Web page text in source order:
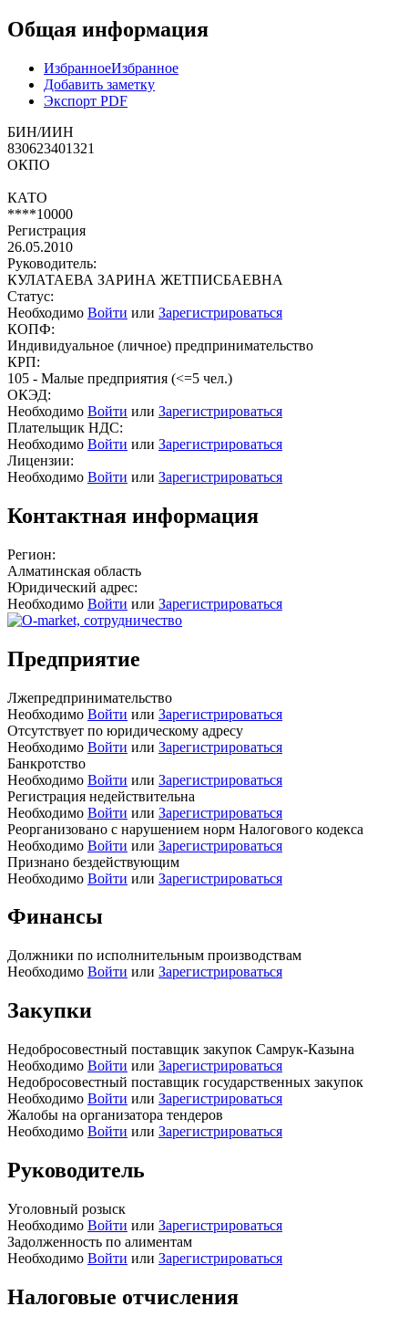
Общая информация
ИзбранноеИзбранное
Добавить заметку
Экспорт PDF
БИН/ИИН
830623401321
ОКПО
КАТО
****10000
Регистрация
26.05.2010
Руководитель:
КУЛАТАЕВА ЗАРИНА ЖЕТПИСБАЕВНА
Статус:
Необходимо Войти или Зарегистрироваться
КОПФ:
Индивидуальное (личное) предпринимательство
КРП:
105 - Малые предприятия (<=5 чел.)
ОКЭД:
Необходимо Войти или Зарегистрироваться
Плательщик НДС:
Необходимо Войти или Зарегистрироваться
Лицензии:
Необходимо Войти или Зарегистрироваться
Контактная информация
Регион:
Алматинская область
Юридический адрес:
Необходимо Войти или Зарегистрироваться
Предприятие
Лжепредпринимательство
Необходимо Войти или Зарегистрироваться
Отсутствует по юридическому адресу
Необходимо Войти или Зарегистрироваться
Банкротство
Необходимо Войти или Зарегистрироваться
Регистрация недействительна
Необходимо Войти или Зарегистрироваться
Реорганизовано с нарушением норм Налогового кодекса
Необходимо Войти или Зарегистрироваться
Признано бездействующим
Необходимо Войти или Зарегистрироваться
Финансы
Должники по исполнительным производствам
Необходимо Войти или Зарегистрироваться
Закупки
Недобросовестный поставщик закупок Самрук-Казына
Необходимо Войти или Зарегистрироваться
Недобросовестный поставщик государственных закупок
Необходимо Войти или Зарегистрироваться
Жалобы на организатора тендеров
Необходимо Войти или Зарегистрироваться
Руководитель
Уголовный розыск
Необходимо Войти или Зарегистрироваться
Задолженность по алиментам
Необходимо Войти или Зарегистрироваться
Налоговые отчисления